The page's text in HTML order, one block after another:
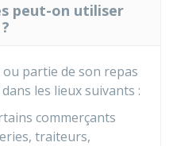
peut-on utiliser
partie de son repas
les lieux suivants :
commerçants
traiteurs,